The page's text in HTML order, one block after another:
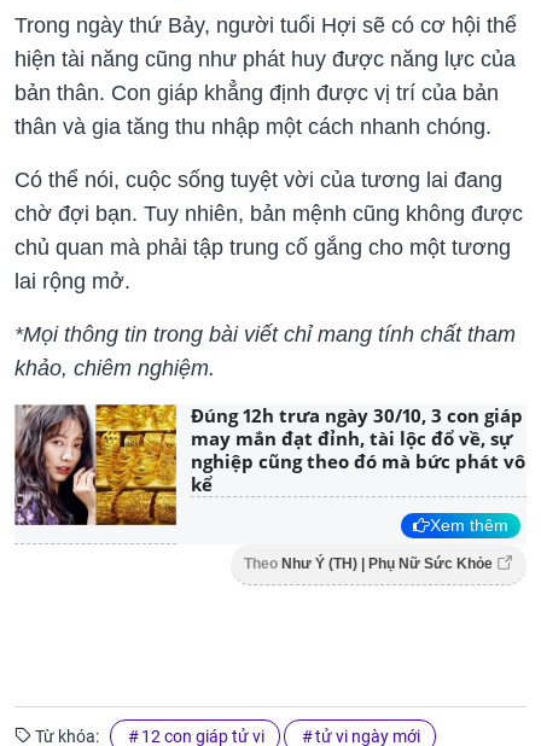
Trong ngày thứ Bảy, người tuổi Hợi sẽ có cơ hội thể
hiện tài năng cũng như phát huy được năng lực của
bản thân. Con giáp khẳng định được vị trí của bản
thân và gia tăng thu nhập một cách nhanh chóng.
Có thể nói, cuộc sống tuyệt vời của tương lai đang
chờ đợi bạn. Tuy nhiên, bản mệnh cũng không được
chủ quan mà phải tập trung cố gắng cho một tương
lai rộng mở.
*Mọi thông tin trong bài viết chỉ mang tính chất tham
khảo, chiêm nghiệm.
Đúng 12h trưa ngày 30/10, 3 con giáp
may mắn đạt đỉnh, tài lộc đổ về, sự
nghiệp cũng theo đó mà bức phát vô
kể
Xem thêm
Theo Như Ý (TH) | Phụ Nữ Sức Khỏe
Từ khóa: 12 con giáp tử vi tử vi ngày mới